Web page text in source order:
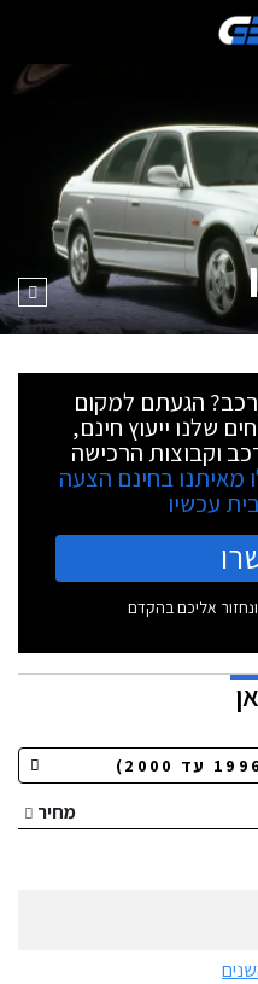
רכב? הגעתם למקום
שלנו ייעוץ חינם,
וקבוצות הרכישה
מאיתנו בחינם הצעה
עכשיו
ונחזור אליכם בהקדם
מחיר